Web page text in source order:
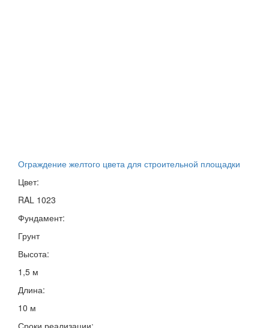
Ограждение желтого цвета для строительной площадки
Цвет:
RAL 1023
Фундамент:
Грунт
Высота:
1,5 м
Длина:
10 м
Сроки реализации: